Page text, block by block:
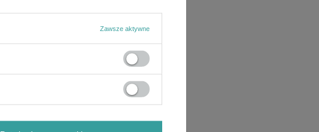
Zawsze aktywne